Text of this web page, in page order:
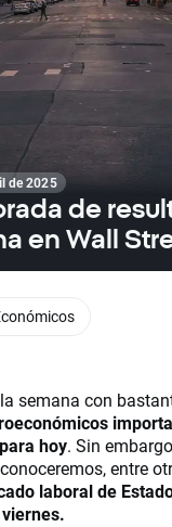
de 2025
de
en Wall
semana con
hoy. Sin
entre
laboral de